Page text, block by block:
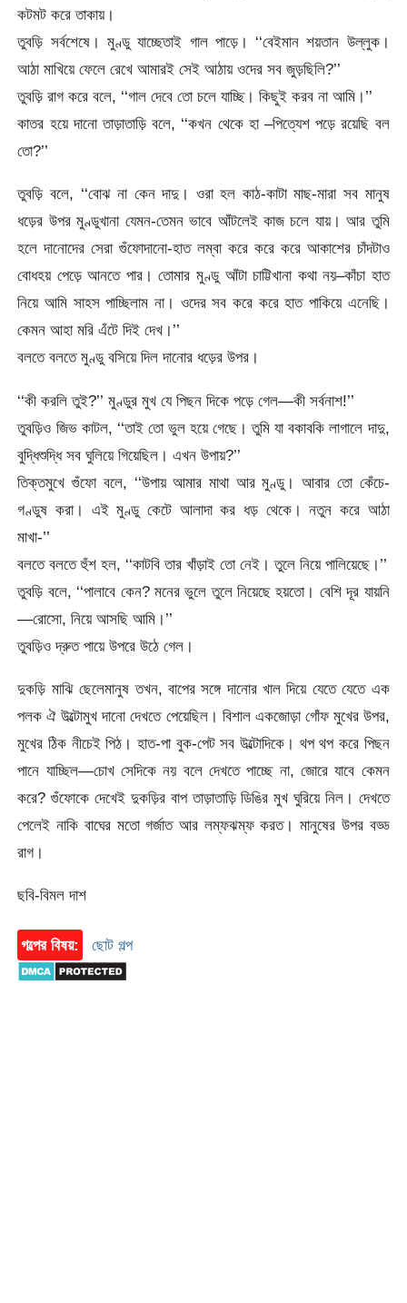
কটমট করে তাকায়।
তুবড়ি সর্বশেষে। মুণ্ডু যাচ্ছেতাই গাল পাড়ে। ‘‘বেইমান শয়তান উল্লুক।
আঠা মাখিয়ে ফেলে রেখে আমারই সেই আঠায় ওদের সব জুড়ছিলি?’’
তুবড়ি রাগ করে বলে, ‘‘গাল দেবে তো চলে যাচ্ছি। কিছুই করব না আমি।’’
কাতর হয়ে দানো তাড়াতাড়ি বলে, ‘‘কখন থেকে হা –পিত্যেশ পড়ে রয়েছি বল
তো?’’
তুবড়ি বলে, ‘‘বোঝ না কেন দাদু। ওরা হল কাঠ-কাটা মাছ-মারা সব মানুষ
ধড়ের উপর মুণ্ডুখানা যেমন-তেমন ভাবে আঁটলেই কাজ চলে যায়। আর তুমি
হলে দানোদের সেরা গুঁফোদানো-হাত লম্বা করে করে করে আকাশের চাঁদটাও
বোধহয় পেড়ে আনতে পার। তোমার মুণ্ডু আঁটা চাট্টিখানা কথা নয়–কাঁচা হাত
নিয়ে আমি সাহস পাচ্ছিলাম না। ওদের সব করে করে হাত পাকিয়ে এনেছি।
কেমন আহা মরি এঁটে দিই দেখ।’’
বলতে বলতে মুণ্ডু বসিয়ে দিল দানোর ধড়ের উপর।
‘‘কী করলি তুই?’’ মুণ্ডুর মুখ যে পিছন দিকে পড়ে গেল—কী সর্বনাশ!’’
তুবড়িও জিভ কাটল, ‘‘তাই তো ভুল হয়ে গেছে। তুমি যা বকাবকি লাগালে দাদু,
বুদ্ধিশুদ্ধি সব ঘুলিয়ে গিয়েছিল। এখন উপায়?’’
তিক্তমুখে গুঁফো বলে, ‘‘উপায় আমার মাথা আর মুণ্ডু। আবার তো কেঁচে-
গণ্ডুষ করা। এই মুণ্ডু কেটে আলাদা কর ধড় থেকে। নতুন করে আঠা
মাখা-’’
বলতে বলতে হুঁশ হল, ‘‘কাটবি তার খাঁড়াই তো নেই। তুলে নিয়ে পালিয়েছে।’’
তুবড়ি বলে, ‘‘পালাবে কেন? মনের ভুলে তুলে নিয়েছে হয়তো। বেশি দূর যায়নি
—রোসো, নিয়ে আসছি আমি।’’
তুবড়িও দ্রুত পায়ে উপরে উঠে গেল।
দুকড়ি মাঝি ছেলেমানুষ তখন, বাপের সঙ্গে দানোর খাল দিয়ে যেতে যেতে এক
পলক ঐ উল্টোমুখ দানো দেখতে পেয়েছিল। বিশাল একজোড়া গোঁফ মুখের উপর,
মুখের ঠিক নীচেই পিঠ। হাত-পা বুক-পেট সব উল্টোদিকে। থপ থপ করে পিছন
পানে যাচ্ছিল—চোখ সেদিকে নয় বলে দেখতে পাচ্ছে না, জোরে যাবে কেমন
করে? গুঁফোকে দেখেই দুকড়ির বাপ তাড়াতাড়ি ডিঙির মুখ ঘুরিয়ে নিল। দেখতে
পেলেই নাকি বাঘের মতো গর্জাত আর লম্ফঝম্ফ করত। মানুষের উপর বড্ড
রাগ।
ছবি-বিমল দাশ
গল্পের বিষয়: ছোট গল্প